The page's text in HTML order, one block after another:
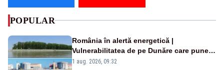
POPULAR
România în alertă energetică |
Vulnerabilitatea de pe Dunăre care pune
în pericol Centrala Cernavodă era
1 aug. 2026, 09:32